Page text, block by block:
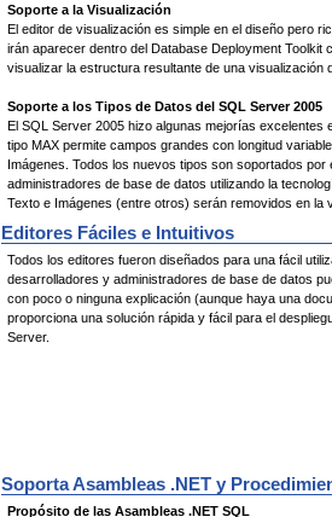
Soporte a la Visualización
El editor de visualización es simple en el diseño pero
irán aparecer dentro del Database Deployment
visualizar la estructura resultante de una visualización
Soporte a los Tipos de Datos del SQL Server 2005
El SQL Server 2005 hizo algunas mejorías
tipo MAX permite campos grandes con longitud
Imágenes. Todos los nuevos tipos son soportados
administradores de base de datos utilizando la
Texto e Imágenes (entre otros) serán removidos en la
Editores Fáciles e Intuitivos
Todos los editores fueron diseñados para una fácil
desarrolladores y administradores de base de datos
con poco o ninguna explicación (aunque haya una
proporciona una solución rápida y fácil para el
Server.
Soporta Asambleas .NET y
Propósito de las Asambleas .NET SQL